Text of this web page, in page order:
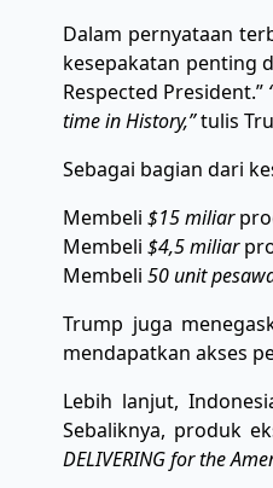
Dalam pernyataan
kesepakatan penting
Respected President.”
time in History,”tulis
Sebagai bagian dari
Membeli $15 miliar
Membeli $4,5 miliar
Membeli 50 unit
Trump juga
mendapatkan akses
Lebih lanjut,
Sebaliknya, produk
DELIVERING for the